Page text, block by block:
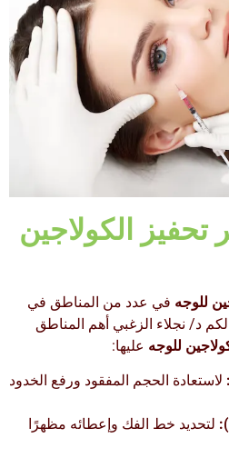
الكولاجين
للوجه في عدد من المناطق في
د/ نجلاء الزغبي أهم المناطق
للوجه عليها:
لاستعادة الحجم المفقود ورفع الخدود
لتحديد خط الفك وإعطائه مظهرًا